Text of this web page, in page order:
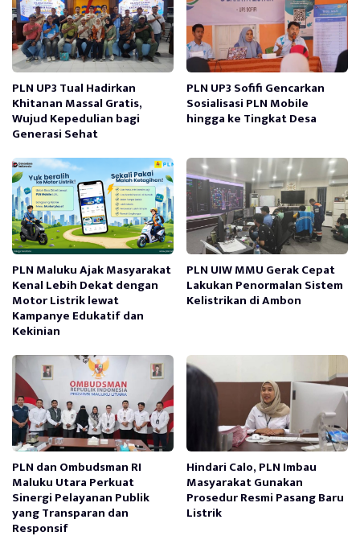
PLN UP3 Tual Hadirkan
Khitanan Massal Gratis,
Wujud Kepedulian bagi
Generasi Sehat
PLN UP3 Sofifi Gencarkan
Sosialisasi PLN Mobile
hingga ke Tingkat Desa
PLN Maluku Ajak Masyarakat
Kenal Lebih Dekat dengan
Motor Listrik lewat
Kampanye Edukatif dan
Kekinian
PLN UIW MMU Gerak Cepat
Lakukan Penormalan Sistem
Kelistrikan di Ambon
PLN dan Ombudsman RI
Maluku Utara Perkuat
Sinergi Pelayanan Publik
yang Transparan dan
Responsif
Hindari Calo, PLN Imbau
Masyarakat Gunakan
Prosedur Resmi Pasang Baru
Listrik